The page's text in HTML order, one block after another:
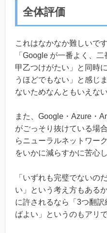
全体評価
これはなかなか難しいで
「Google が一番よく、
甲乙つけがたい」と同時
うほどでもない」と感じ
ないためなんともいえな
また、Google・Azure・
がごっそり抜けている場
らニューラルネットワー
をいかに減らすかに苦心
「いずれも完璧でないの
い」という考え方もある
に許されるなら「3つ翻
ばよい」というのもアリで